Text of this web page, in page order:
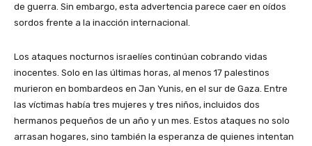
de guerra. Sin embargo, esta advertencia parece caer en oídos
sordos frente a la inacción internacional.
Los ataques nocturnos israelíes continúan cobrando vidas
inocentes. Solo en las últimas horas, al menos 17 palestinos
murieron en bombardeos en Jan Yunis, en el sur de Gaza. Entre
las víctimas había tres mujeres y tres niños, incluidos dos
hermanos pequeños de un año y un mes. Estos ataques no solo
arrasan hogares, sino también la esperanza de quienes intentan